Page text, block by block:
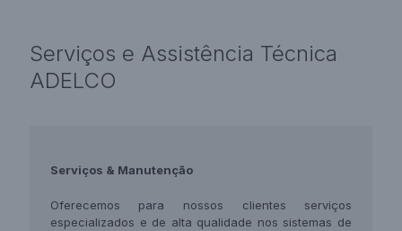
Serviços e Assistência Técnica
ADELCO
Serviços & Manutenção
Oferecemos para nossos clientes serviços
especializados e de alta qualidade nos sistemas de